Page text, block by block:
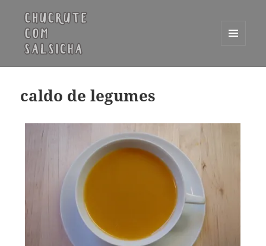
WIDGETS
caldo de legumes